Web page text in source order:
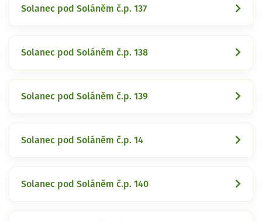
Solanec pod Soláněm č.p. 137
Solanec pod Soláněm č.p. 138
Solanec pod Soláněm č.p. 139
Solanec pod Soláněm č.p. 14
Solanec pod Soláněm č.p. 140